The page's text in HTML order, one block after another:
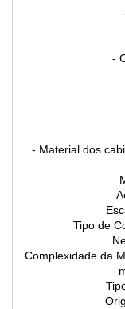
-
- Material dos
Tipo de
Complexidade da